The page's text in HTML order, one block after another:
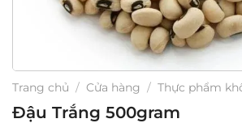
Trang chủ / Cửa hàng / Thực phẩm
Đậu Trắng 500gram